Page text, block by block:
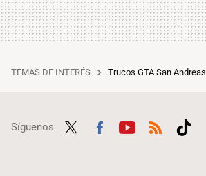
TEMAS DE INTERÉS Trucos GTA San Andreas
Síguenos